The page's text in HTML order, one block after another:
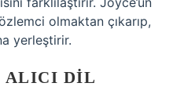
olmaktan çıkarıp,
yerleştirir.
ALICI DIL